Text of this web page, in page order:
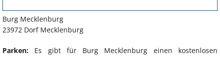
Burg Mecklenburg
23972 Dorf Mecklenburg
Parken: Es gibt für Burg Mecklenburg einen kostenlosen